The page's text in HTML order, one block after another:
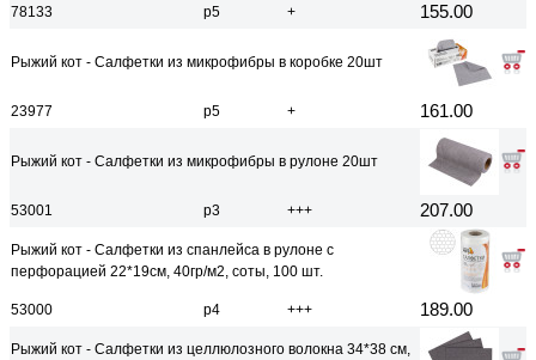
78133 р5 + 155.00
Рыжий кот - Салфетки из микрофибры в коробке 20шт
23977 р5 + 161.00
Рыжий кот - Салфетки из микрофибры в рулоне 20шт
53001 р3 +++ 207.00
Рыжий кот - Салфетки из спанлейса в рулоне с
перфорацией 22*19см, 40гр/м2, соты, 100 шт.
53000 р4 +++ 189.00
Рыжий кот - Салфетки из целлюлозного волокна 34*38 см,